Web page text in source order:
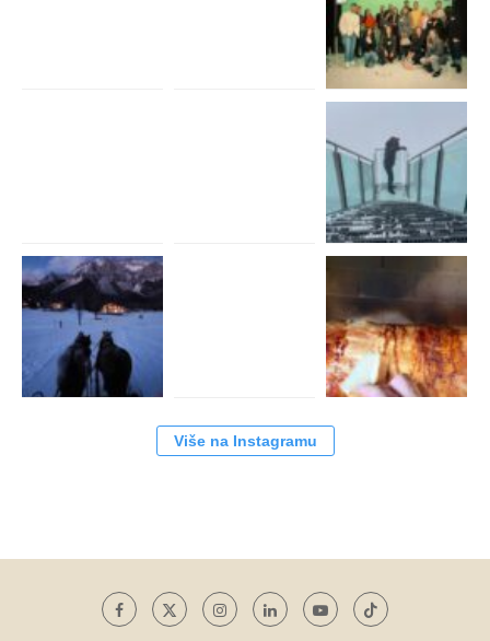
Više na Instagramu